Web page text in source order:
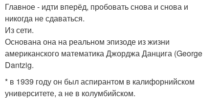
Главное - идти вперёд, пробовать снова и снова и
никогда не сдаваться.
Из сети.
Основана она на реальном эпизоде из жизни
американского математика Джорджа Данцига (George
Dantzig.
* в 1939 году он был аспирантом в калифорнийском
университете, а не в колумбийском.